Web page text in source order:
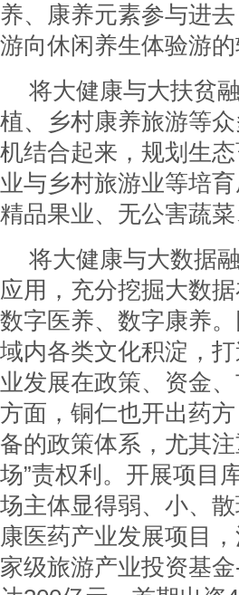
养、康养元素参与进
游向休闲养生体验游的
将大健康与大扶贫
植、乡村康养旅游等
机结合起来，规划生
业与乡村旅游业等培
精品果业、无公害蔬
将大健康与大数据
应用，充分挖掘大数
数字医养、数字康养
域内各类文化积淀，
业发展在政策、资金
方面，铜仁也开出药
备的政策体系，尤其
场”责权利。开展项目
场主体显得弱、小、
康医药产业发展项目
家级旅游产业投资基